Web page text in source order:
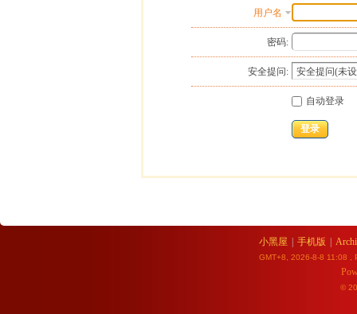
用户名
密码:
安全提问:
自动登录
登录
小黑屋 手机版
GMT+8, 2026-8-8 11:08 ,
©